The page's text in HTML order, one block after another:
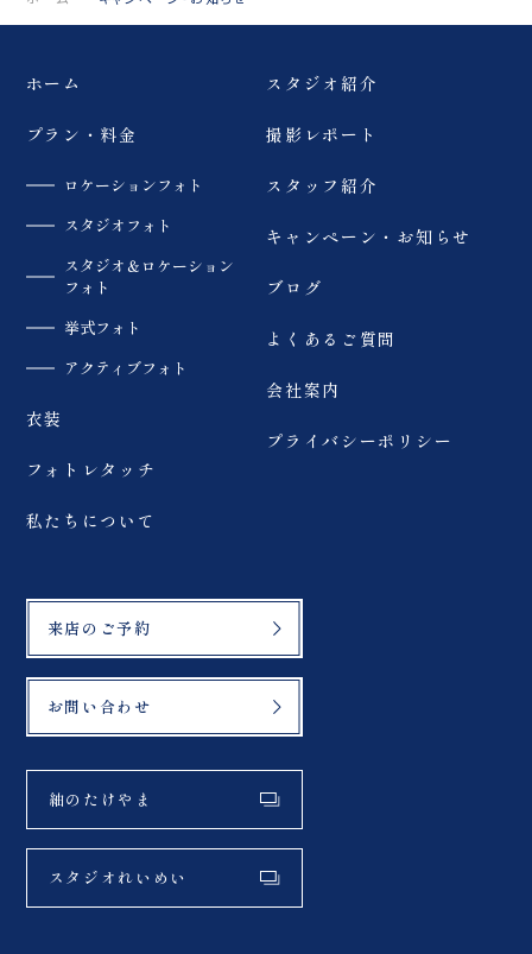
ホーム
プラン・料金
ロケーションフォト
スタジオフォト
スタジオ＆ロケーション
フォト
挙式フォト
アクティブフォト
衣装
フォトレタッチ
私たちについて
スタジオ紹介
撮影レポート
スタッフ紹介
キャンペーン・お知らせ
ブログ
よくあるご質問
会社案内
プライバシーポリシー
来店のご予約
お問い合わせ
紬のたけやま
スタジオれいめい